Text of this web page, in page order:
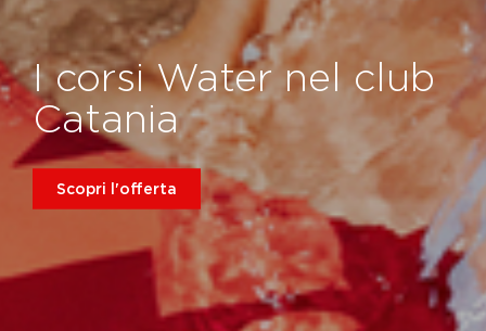
I corsi Water nel club
Catania
Scopri l'offerta